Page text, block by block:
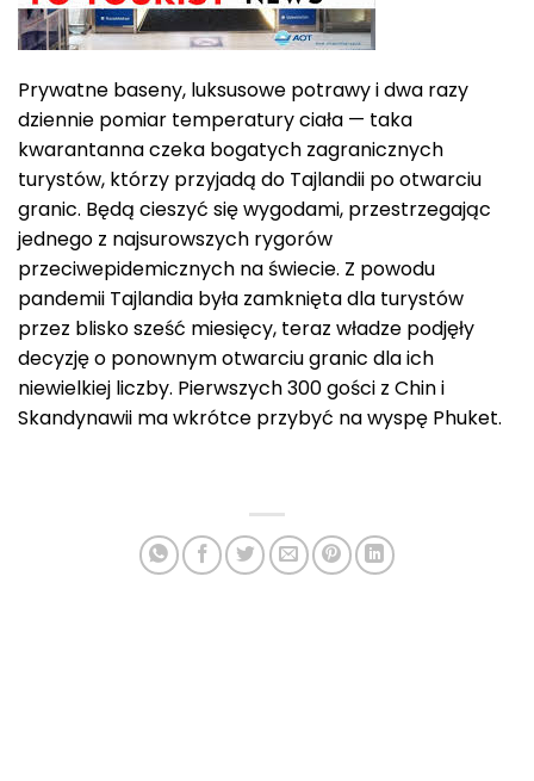
Prywatne baseny, luksusowe potrawy i dwa razy
dziennie pomiar temperatury ciała — taka
kwarantanna czeka bogatych zagranicznych
turystów, którzy przyjadą do Tajlandii po otwarciu
granic. Będą cieszyć się wygodami, przestrzegając
jednego z najsurowszych rygorów
przeciwepidemicznych na świecie. Z powodu
pandemii Tajlandia była zamknięta dla turystów
przez blisko sześć miesięcy, teraz władze podjęły
decyzję o ponownym otwarciu granic dla ich
niewielkiej liczby. Pierwszych 300 gości z Chin i
Skandynawii ma wkrótce przybyć na wyspę Phuket.